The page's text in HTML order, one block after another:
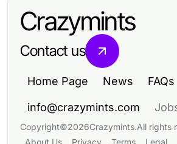
Secure Earnings
Crazymints
Contact us
Home Page News FAQs
info@crazymints.com
Copyright©2026Crazymints.All rights